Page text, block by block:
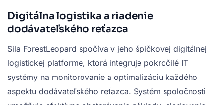
Digitálna logistika a riadenie
dodávateľského reťazca
Sila ForestLeopard spočíva v jeho špičkovej digitálnej
logistickej platforme, ktorá integruje pokročilé IT
systémy na monitorovanie a optimalizáciu každého
aspektu dodávateľského reťazca. Systém spoločnosti